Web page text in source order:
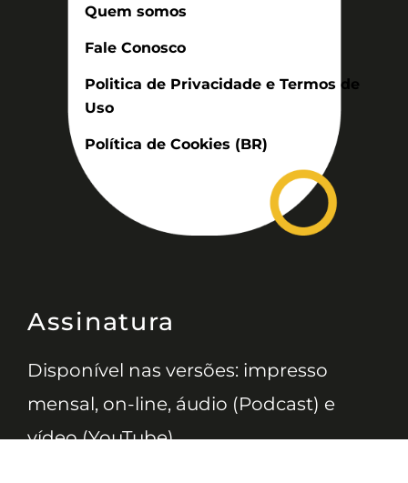
Quem somos
Fale Conosco
Politica de Privacidade e Termos de
Uso
Política de Cookies (BR)
Assinatura
Disponível nas versões: impresso
mensal, on-line, áudio (Podcast) e
vídeo (YouTube).